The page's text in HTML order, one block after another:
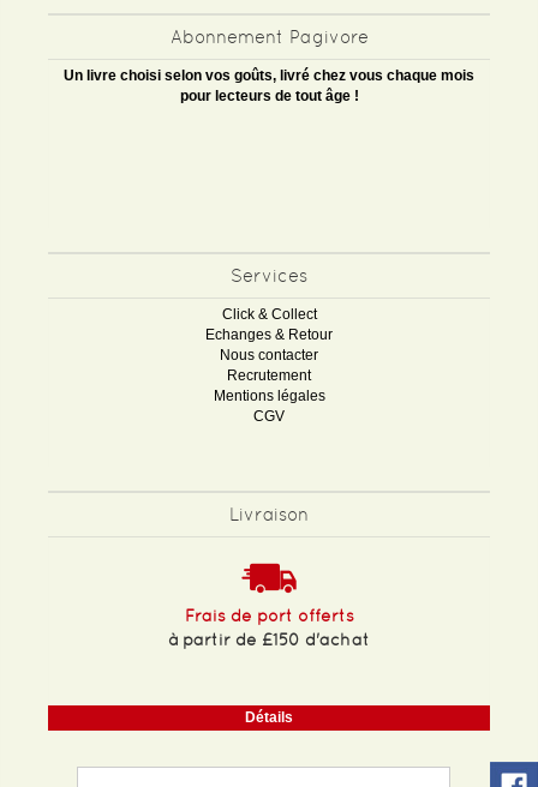
Abonnement Pagivore
Un livre choisi selon vos goûts, livré chez vous chaque mois
pour lecteurs de tout âge !
Services
Click & Collect
Echanges & Retour
Nous contacter
Recrutement
Mentions légales
CGV
Livraison
Frais de port offerts
à partir de £150 d'achat
Détails